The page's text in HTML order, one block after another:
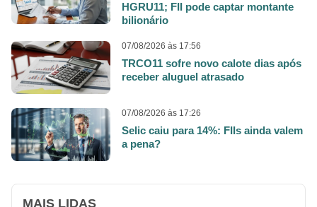
HGRU11; FII pode captar montante
bilionário
07/08/2026 às 17:56
TRCO11 sofre novo calote dias após
receber aluguel atrasado
07/08/2026 às 17:26
Selic caiu para 14%: FIIs ainda valem
a pena?
MAIS LIDAS